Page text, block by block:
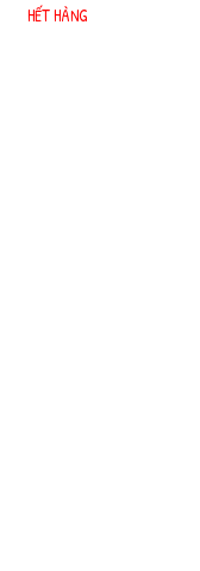
HẾT HÀNG